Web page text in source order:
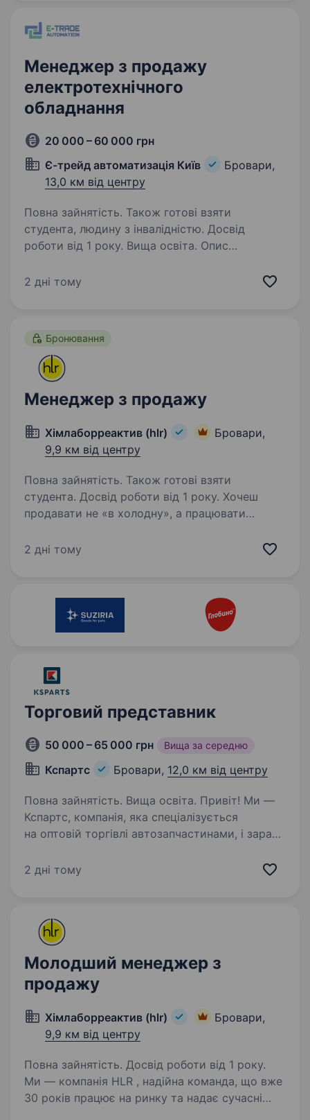
Менеджер з продажу
електротехнічного
обладнання
20 000 – 60 000 грн
Є-трейд автоматизація Київ
Бровари,
13,0 км від центру
Повна зайнятість. Також готові взяти
студента, людину з інвалідністю. Досвід
роботи від 1 року. Вища освіта. Опис
Київ» — частина міжнародної групи компаній
у понад…
2 дні тому
Бронювання
Менеджер з продажу
Хімлаборреактив (hlr)
Бровари,
9,9 км від центру
Повна зайнятість. Також готові взяти
студента. Досвід роботи від 1 року. Хочеш
продавати не «в холодну», а працювати
що важливо для менеджера з продажу: готова
2 дні тому
Торговий представник
50 000 – 65 000 грн Вища за середню
Кспартс Бровари, 12,0 км від центру
Повна зайнятість. Вища освіта. Привіт! Ми —
Кспартс, компанія, яка спеціалізується
на оптовій торгівлі автозапчастинами, і зараз
у місті Бровари та Києві. Як торговий
2 дні тому
Молодший менеджер з
продажу
Хімлаборреактив (hlr)
Бровари,
9,9 км від центру
Повна зайнятість. Досвід роботи від 1 року.
Ми — компанія HLR , надійна команда, що вже
30 років працює на ринку та надає сучасні